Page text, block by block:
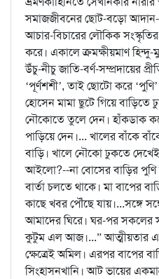
সমাজজীবনের ছোট-বড়ো আদান-
আচার-বিচারের লৌকিক
করে। একালে ক্রমক্ষীয়মাণ
উঁচু-নীচু জাতি-বর্ণ-সম্প্রদায়ের
‘পূর্ণশশী’, তাই ছোটো করে
হোসেন মামা ছুটে গিয়ে
নৌকোতে তুলে দেন। হাঁকডাক
পাড়িয়ে দেন।... খালের বাঁকে
বাড়ি। খালে নৌকো ঢুকতে
আইলো?--না বোসের বাড়ির
বার্তা চলতে থাকে। মা বাপের
কাছে খবর পৌঁছে যায়।...সঙ্গে
আমাদের ঘিরে। ঘর-পর সকলের
কুটুম এল আজ।...” আত্মীয়তার
ক্ষেত্রেই অমিল। এরপর বাপের
সিংহাসনখানি। আট ভায়ের